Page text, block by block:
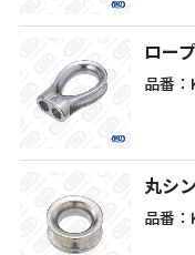
ロー
品番：
丸シ
品番：